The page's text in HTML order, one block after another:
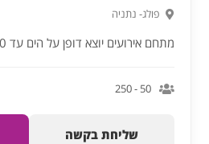
פולג- נתניה
מתחם אירועים יוצא דופן על הים עד 500 מוזמנים
50 - 250
שליחת בקשה